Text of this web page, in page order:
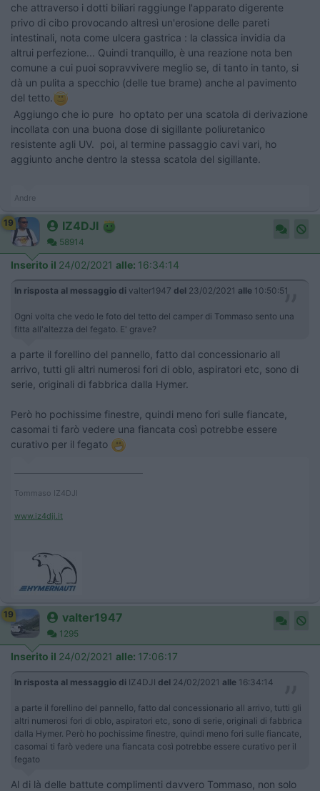
che attraverso i dotti biliari raggiunge l'apparato digerente
privo di cibo provocando altresì un'erosione delle pareti
intestinali, nota come ulcera gastrica : la classica invidia da
altrui perfezione... Quindi tranquillo, è una reazione nota ben
comune a cui puoi sopravvivere meglio se, di tanto in tanto, si
dà un pulita a specchio (delle tue brame) anche al pavimento
del tetto.
Aggiungo che io pure ho optato per una scatola di derivazione
incollata con una buona dose di sigillante poliuretanico
resistente agli UV. poi, al termine passaggio cavi vari, ho
aggiunto anche dentro la stessa scatola del sigillante.
Andre
19 IZ4DJI
58914
Inserito il 24/02/2021 alle: 16:34:14
In risposta al messaggio di valter1947 del 23/02/2021 alle 10:50:51
Ogni volta che vedo le foto del tetto del camper di Tommaso sento una
fitta all'altezza del fegato. E' grave?
a parte il forellino del pannello, fatto dal concessionario all
arrivo, tutti gli altri numerosi fori di oblo, aspiratori etc, sono di
serie, originali di fabbrica dalla Hymer.
Però ho pochissime finestre, quindi meno fori sulle fiancate,
casomai ti farò vedere una fiancata così potrebbe essere
curativo per il fegato
Tommaso IZ4DJI
www.iz4dji.it
19 valter1947
1295
Inserito il 24/02/2021 alle: 17:06:17
In risposta al messaggio di IZ4DJI del 24/02/2021 alle 16:34:14
a parte il forellino del pannello, fatto dal concessionario all arrivo, tutti gli
altri numerosi fori di oblo, aspiratori etc, sono di serie, originali di fabbrica
dalla Hymer. Però ho pochissime finestre, quindi meno fori sulle fiancate,
casomai ti farò vedere una fiancata così potrebbe essere curativo per il
fegato
Al di là delle battute complimenti davvero Tommaso, non solo